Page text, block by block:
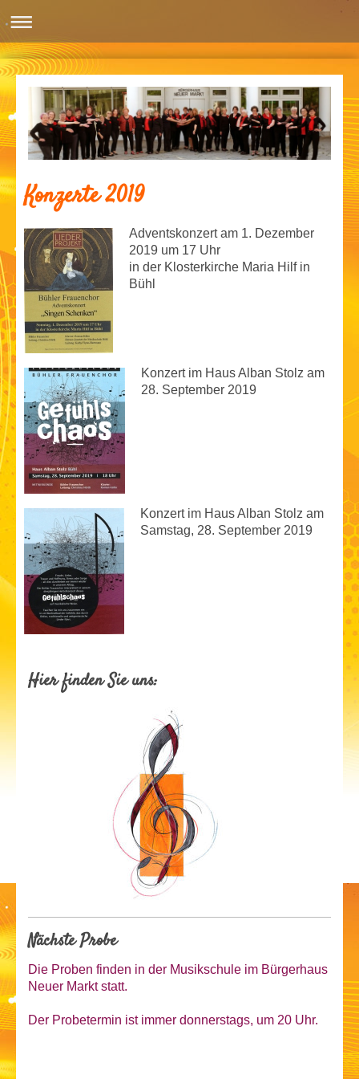
Konzerte 2019
Adventskonzert am 1. Dezember
2019 um 17 Uhr
in der Klosterkirche Maria Hilf in
Bühl
Konzert im Haus Alban Stolz am
28. September 2019
Konzert im Haus Alban Stolz am
Samstag, 28. September 2019
Hier finden Sie uns:
Nächste Probe
Die Proben finden in der Musikschule im Bürgerhaus
Neuer Markt statt.
Der Probetermin ist immer donnerstags, um 20 Uhr.